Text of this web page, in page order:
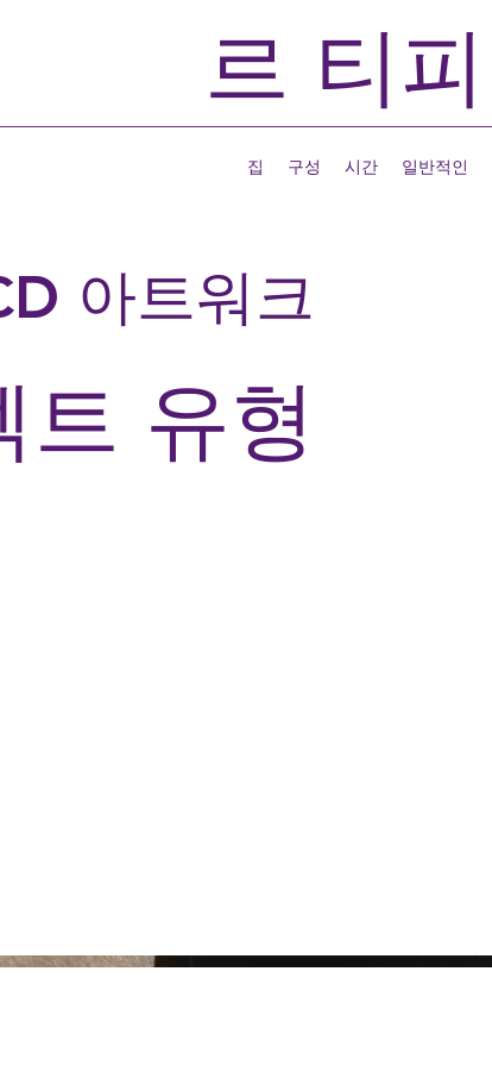
르 티피
집 구성 시간 일반적인
아트워크
트 유형